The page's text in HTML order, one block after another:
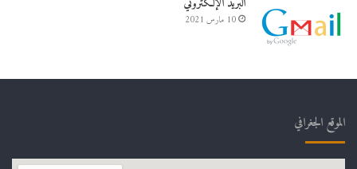
10 مارس 2021
الموقع الجغرافي